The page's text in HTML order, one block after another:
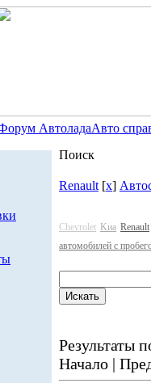
АвтоладаАвто
Поиск
Renault [x]
Chevrolet Kиа Renault
автомобилей с
Результаты
Начало |